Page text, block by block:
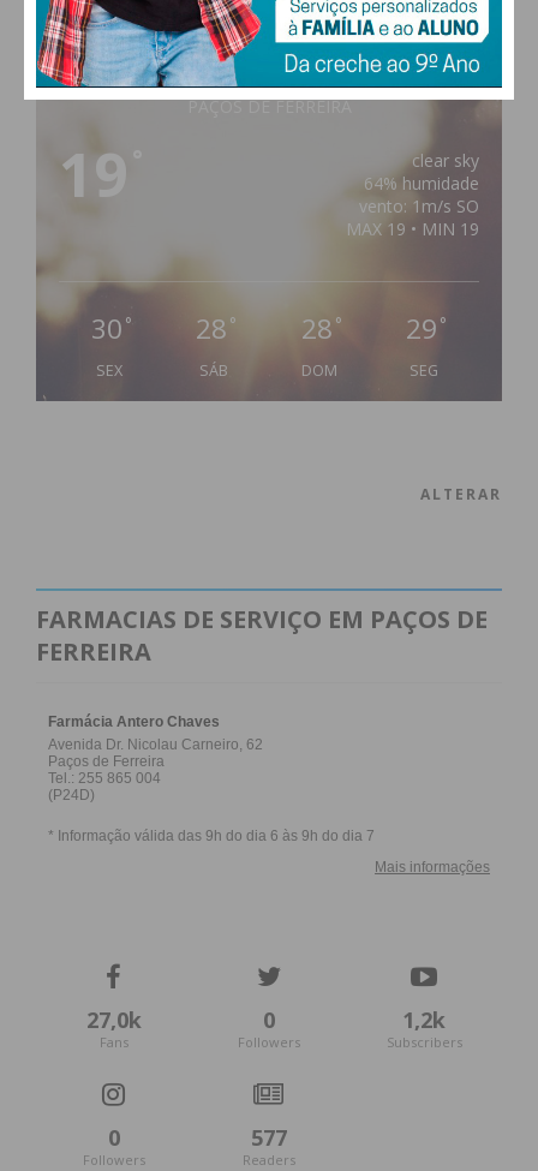
PAÇOS DE FERREIRA
19
clear sky
64% humidade
vento: 1m/s SO
MAX 19 • MIN 19
30 °
SEX
28 °
SÁB
28 °
DOM
29 °
SEG
ALTERAR
FARMACIAS DE SERVIÇO EM PAÇOS DE
FERREIRA
27,0k
Fans
0
Followers
1,2k
Subscribers
0
Followers
577
Readers